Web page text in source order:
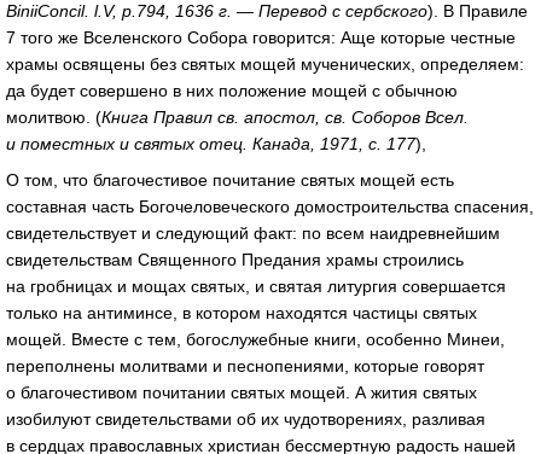
BiniiConcil. l.V, p.794, 1636 г. — Перевод с сербского). В Правиле
7 того же Вселенского Собора говорится: Аще которые честные
храмы освящены без святых мощей мученических, определяем:
да будет совершено в них положение мощей с обычною
молитвою. (Книга Правил св. апостол, св. Соборов Всел.
и поместных и святых отец. Канада, 1971, с. 177),
О том, что благочестивое почитание святых мощей есть
составная часть Богочеловеческого домостроительства спасения,
свидетельствует и следующий факт: по всем наидревнейшим
свидетельствам Священного Предания храмы строились
на гробницах и мощах святых, и святая литургия совершается
только на антиминсе, в котором находятся частицы святых
мощей. Вместе с тем, богослужебные книги, особенно Минеи,
переполнены молитвами и песнопениями, которые говорят
о благочестивом почитании святых мощей. А жития святых
изобилуют свидетельствами об их чудотворениях, разливая
в сердцах православных христиан бессмертную радость нашей